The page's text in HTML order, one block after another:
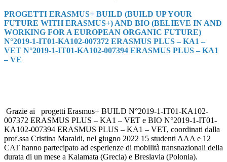
PROGETTI ERASMUS+ BUILD (BUILD UP YOUR
FUTURE WITH ERASMUS+) AND BIO (BELIEVE IN AND
WORKING FOR A EUROPEAN ORGANIC FUTURE)
N°2019-1-IT01-KA102-007372 ERASMUS PLUS – KA1 –
VET N°2019-1-IT01-KA102-007394 ERASMUS PLUS – KA1
– VE
Grazie ai progetti Erasmus+ BUILD N°2019-1-IT01-KA102-
007372 ERASMUS PLUS – KA1 – VET e BIO N°2019-1-IT01-
KA102-007394 ERASMUS PLUS – KA1 – VET, coordinati dalla
prof.ssa Cristina Maraldi, nel giugno 2022 15 studenti AAA e 12
CAT hanno partecipato ad esperienze di mobilità transnazionali della
durata di un mese a Kalamata (Grecia) e Breslavia (Polonia).